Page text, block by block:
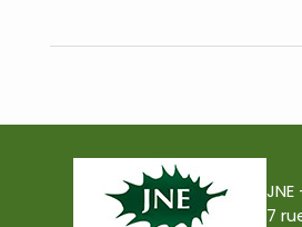
7